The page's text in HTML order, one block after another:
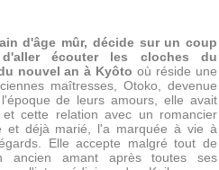
d'âge mûr, décide sur un coup
écouter les cloches du
nouvel an à Kyôto où réside une
maîtresses, Otoko, devenue
de leurs amours, elle avait
cette relation avec un romancier
et déjà marié, l'a marquée à vie à
Elle accepte malgré tout de
ancien amant après toutes ses